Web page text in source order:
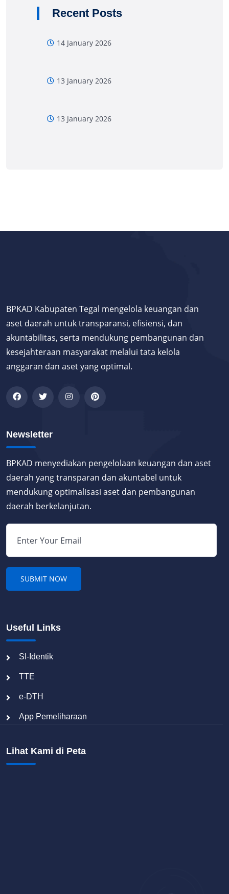
Recent Posts
14 January 2026
13 January 2026
13 January 2026
BPKAD Kabupaten Tegal mengelola keuangan dan
aset daerah untuk transparansi, efisiensi, dan
akuntabilitas, serta mendukung pembangunan dan
kesejahteraan masyarakat melalui tata kelola
anggaran dan aset yang optimal.
Newsletter
BPKAD menyediakan pengelolaan keuangan dan aset
daerah yang transparan dan akuntabel untuk
mendukung optimalisasi aset dan pembangunan
daerah berkelanjutan.
Useful Links
SI-Identik
TTE
e-DTH
App Pemeliharaan
Lihat Kami di Peta